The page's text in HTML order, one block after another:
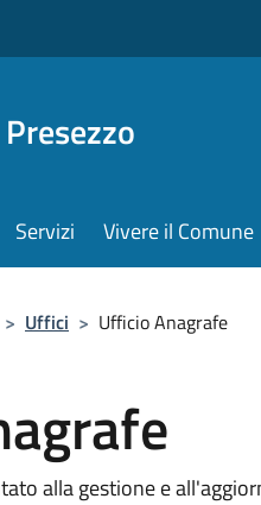
Servizi Vivere il Comune
> Uffici > Ufficio Anagrafe
alla gestione e